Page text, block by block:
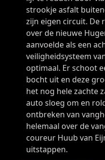
strookje asfalt
zijn eigen circuit. De
over de nieuwe
aanvoelde als een
veiligheidsysteem
optimaal. Er schoot
bocht uit en deze
het nog hele zachte
auto sloeg om en
ontbreken van
helemaal over de
coureur Huub van
uitstappen.